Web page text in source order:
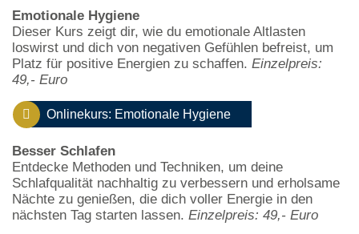
Emotionale Hygiene
Dieser Kurs zeigt dir, wie du emotionale Altlasten
loswirst und dich von negativen Gefühlen befreist, um
Platz für positive Energien zu schaffen. Einzelpreis:
49,- Euro
Onlinekurs: Emotionale Hygiene
Besser Schlafen
Entdecke Methoden und Techniken, um deine
Schlafqualität nachhaltig zu verbessern und erholsame
Nächte zu genießen, die dich voller Energie in den
nächsten Tag starten lassen. Einzelpreis: 49,- Euro